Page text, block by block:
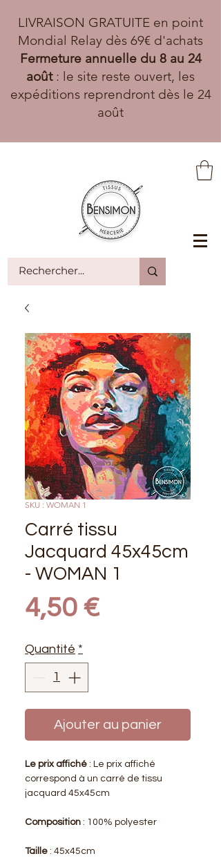
LIVRAISON GRATUITE en point
Mondial Relay dès 69€ d'achats
Fermeture annuelle du 8 au 24
août: le site reste ouvert, les
expéditions reprendront dès le 24
août
SKU : WOMAN 1
Carré tissu
Jacquard 45x45cm
- WOMAN 1
4,50 €Prix
Quantité *
Ajouter au panier
Le prix affiché : Le prix affiché
correspond à un carré de tissu
jacquard 45x45cm
Composition : 100% polyester
Taille : 45x45cm